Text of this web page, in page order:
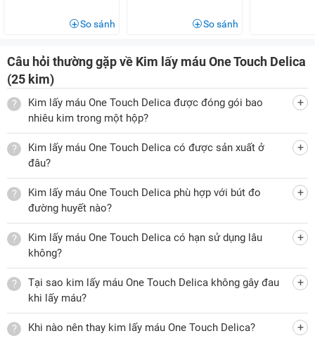
So sánh So sánh
Câu hỏi thường gặp về Kim lấy máu One Touch Delica
(25 kim)
Kim lấy máu One Touch Delica được đóng gói bao
nhiêu kim trong một hộp?
Kim lấy máu One Touch Delica có được sản xuất ở
đâu?
Kim lấy máu One Touch Delica phù hợp với bút đo
đường huyết nào?
Kim lấy máu One Touch Delica có hạn sử dụng lâu
không?
Tại sao kim lấy máu One Touch Delica không gây đau
khi lấy máu?
Khi nào nên thay kim lấy máu One Touch Delica?